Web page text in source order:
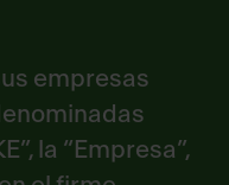
empresas
la “Empresa”,